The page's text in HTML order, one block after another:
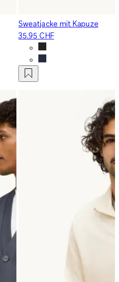
Sweatjacke mit Kapuze
35.95 CHF